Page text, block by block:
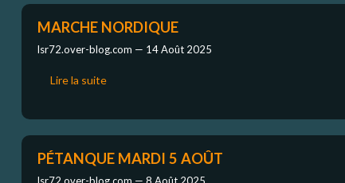
MARCHE NORDIQUE
lsr72.over-blog.com — 14 Août 2025
Lire la suite
PÉTANQUE MARDI 5 AOÛT